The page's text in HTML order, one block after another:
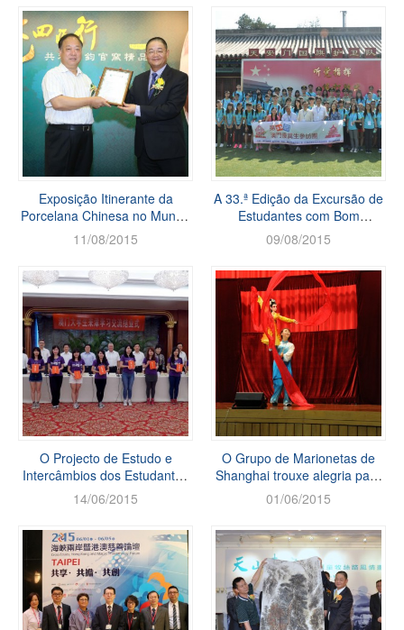
Exposição Itinerante da
Porcelana Chinesa no Mundo
– Peças Seleccionadas de
Junci (1958-1988)
11/08/2015
A 33.ª Edição da Excursão de
Estudantes com Bom
Aproveitamento Escolar
correu de forma satisfatória
09/08/2015
O Projecto de Estudo e
Intercâmbios dos Estudantes
do Ensino Superior de Macau
em Tianjin foi frutuo...
14/06/2015
O Grupo de Marionetas de
Shanghai trouxe alegria para
celebrar o Dia Internacional
da Criança
01/06/2015